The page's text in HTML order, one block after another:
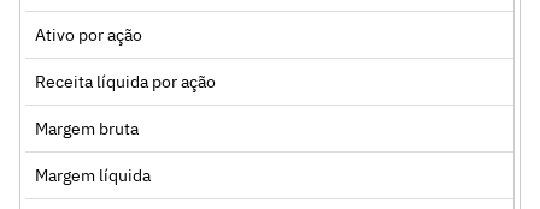
Ativo por ação
Receita líquida por ação
Margem bruta
Margem líquida